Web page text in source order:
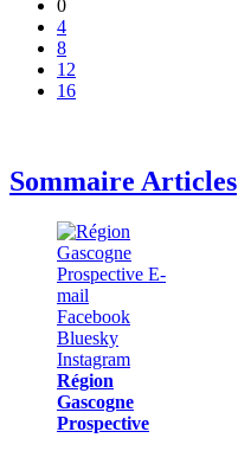
0
4
8
12
16
Sommaire Articles
Région
Gascogne
Prospective